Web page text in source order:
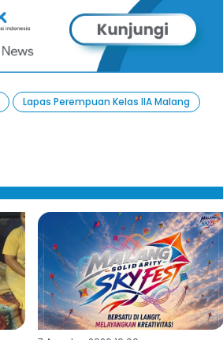
Lapas Perempuan Kelas IIA Malang